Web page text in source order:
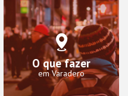
O que fazer
em Varadero